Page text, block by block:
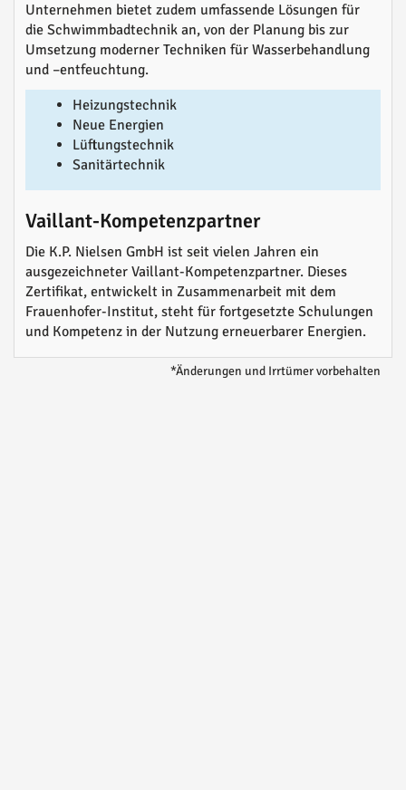
Unternehmen bietet zudem umfassende Lösungen für
die Schwimmbadtechnik an, von der Planung bis zur
Umsetzung moderner Techniken für Wasserbehandlung
und –entfeuchtung.
Heizungstechnik
Neue Energien
Lüftungstechnik
Sanitärtechnik
Vaillant-Kompetenzpartner
Die K.P. Nielsen GmbH ist seit vielen Jahren ein
ausgezeichneter Vaillant-Kompetenzpartner. Dieses
Zertifikat, entwickelt in Zusammenarbeit mit dem
Frauenhofer-Institut, steht für fortgesetzte Schulungen
und Kompetenz in der Nutzung erneuerbarer Energien.
*Änderungen und Irrtümer vorbehalten